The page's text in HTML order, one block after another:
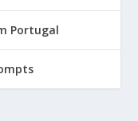
Portugal